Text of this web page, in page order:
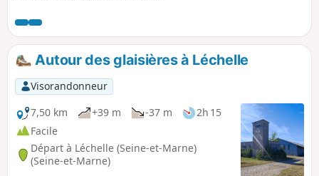
Autour des glaisières à Léchelle
Visorandonneur
7,50 km
+39 m -37 m
2h 15
Facile
Départ à Léchelle (Seine-et-Marne)
(Seine-et-Marne)